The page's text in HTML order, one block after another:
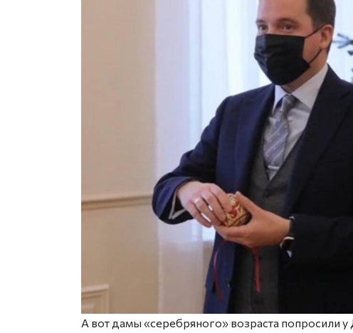
А вот дамы «серебряного» возраста попросили